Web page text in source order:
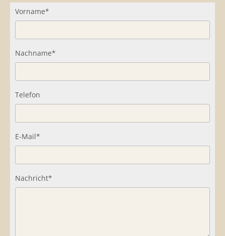
Vorname*
Nachname*
Telefon
E-Mail*
Nachricht*